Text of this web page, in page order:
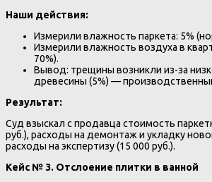
Наши действия:
Измерили влажность паркета: 5%
Измерили влажность воздуха в
70%).
Вывод: трещины возникли из-за
древесины (5%) —
Результат:
Суд взыскал с продавца стоимость
руб.), расходы на демонтаж и укладку
расходы на экспертизу (15 000 руб.).
Кейс № 3. Отслоение плитки в ванной